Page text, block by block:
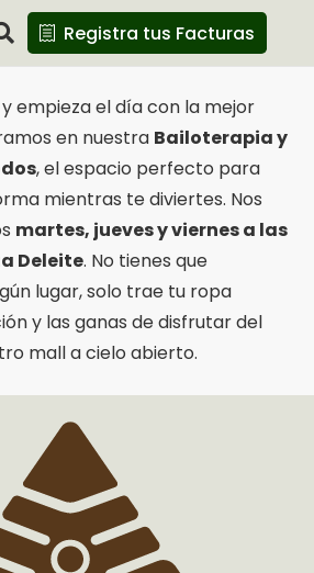
Registra tus Facturas
empieza el día con la mejor
en nuestra Bailoterapia y
, el espacio perfecto para
mientras te diviertes. Nos
martes, jueves y viernes a las
Deleite. No tienes que
lugar, solo trae tu ropa
y las ganas de disfrutar del
mall a cielo abierto.